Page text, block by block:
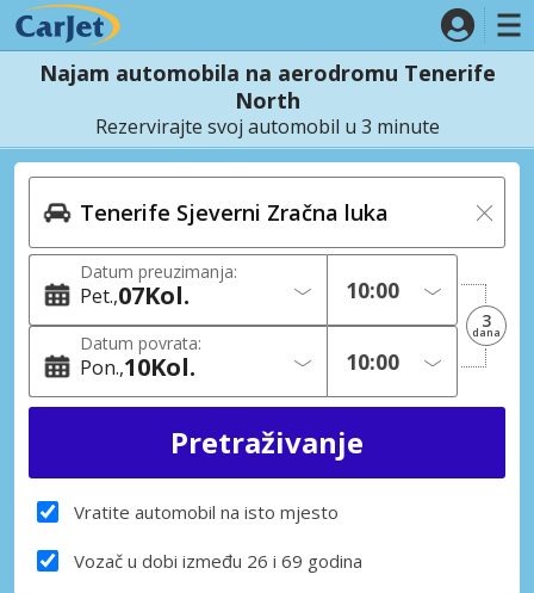
Najam automobila na aerodromu Tenerife
North
Rezervirajte svoj automobil u 3 minute
Datum preuzimanja:
Pet. 07Kol.
Datum povrata:
Pon. 10Kol.
3
dana
Vratite automobil na isto mjesto
Vozač u dobi između 26 i 69 godina